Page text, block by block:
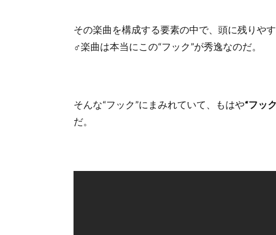
その楽曲を構成する要素の中で、頭に残りや
♂楽曲は本当にこの“フック”が秀逸なのだ。
そんな“フック”にまみれていて、もはや“フッ
だ。